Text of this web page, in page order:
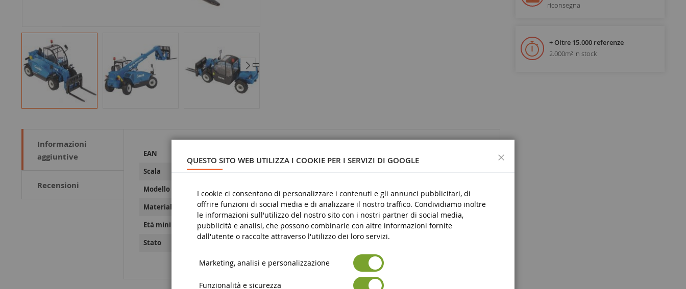
Informazioni
aggiuntive
Recensioni
Informazioni
EAN
Scala 1/32
Modello
Materiale Metallo e plastica
Età minima 14 anni e oltre
Stato Nove
riconsegna
+ Oltre 15.000 referenze
2.000m² in stock
QUESTO SITO WEB UTILIZZA I COOKIE PER I SERVIZI DI GOOGLE
I cookie ci consentono di personalizzare i contenuti e gli annunci pubblicitari, di
offrire funzioni di social media e di analizzare il nostro traffico. Condividiamo inoltre
le informazioni sull'utilizzo del nostro sito con i nostri partner di social media,
pubblicità e analisi, che possono combinarle con altre informazioni fornite
dall'utente o raccolte attraverso l'utilizzo dei loro servizi.
Marketing, analisi e personalizzazione
Funzionalità e sicurezza